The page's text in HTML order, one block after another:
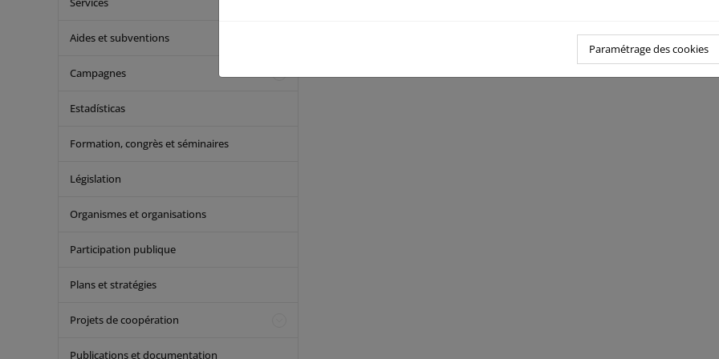
Aides et subventions
Campagnes
Estadísticas
Formation, congrès et séminaires
Législation
Organismes et organisations
Participation publique
Plans et stratégies
Projets de coopération
Publications et documentation
Paramétrage des cookies